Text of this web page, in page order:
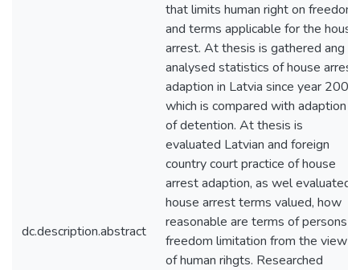
dc.description.abstract
that limits human right on freedom
and terms applicable for the house
arrest. At thesis is gathered ang
analysed statistics of house arrest
adaption in Latvia since year 2006
which is compared with adaption
of detention. At thesis is
evaluated Latvian and foreign
country court practice of house
arrest adaption, as wel evaluated
house arrest terms valued, how
reasonable are terms of persons
freedom limitation from the view
of human rihgts. Researched